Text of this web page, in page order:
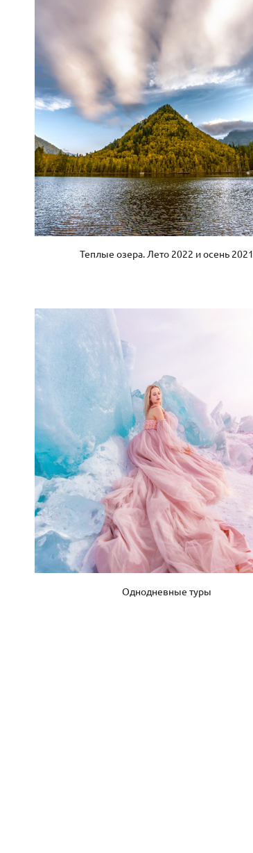
Теплые озера. Лето 2022 и осень 2021
Однодневные туры